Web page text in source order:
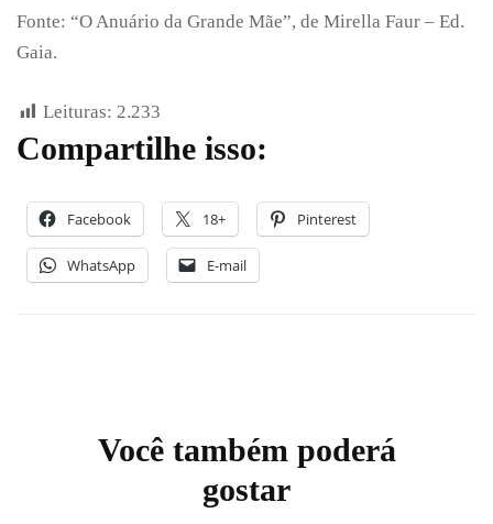
Fonte: “O Anuário da Grande Mãe”, de Mirella Faur – Ed.
Gaia.
Leituras: 2.233
Compartilhe isso:
Facebook 18+ Pinterest
WhatsApp E-mail
Você também poderá
gostar